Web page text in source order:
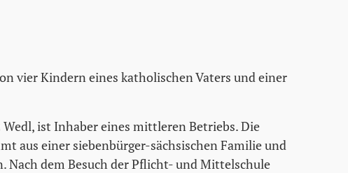
vier Kindern eines katholischen Vaters und einer
ist Inhaber eines mittleren Betriebs. Die
aus einer siebenbürger-sächsischen Familie und
Nach dem Besuch der Pflicht- und Mittelschule